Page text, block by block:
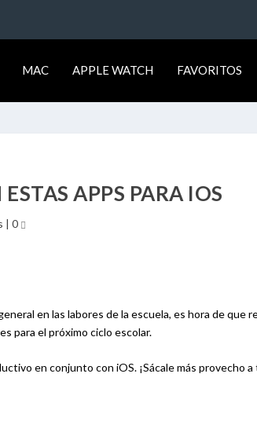
MAC APPLE WATCH FAVORITOS
APPS PARA IOS
| 0
en las labores de la escuela, es hora de que
para el próximo ciclo escolar.
en conjunto con iOS. ¡Sácale más provecho a